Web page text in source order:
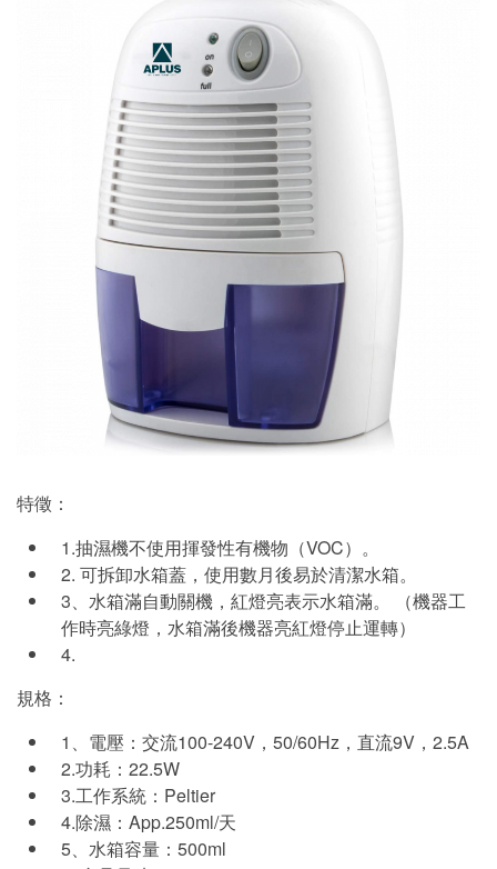
特徵：
1.抽濕機不使用揮發性有機物（VOC）。
2. 可拆卸水箱蓋，使用數月後易於清潔水箱。
3、水箱滿自動關機，紅燈亮表示水箱滿。
（機器工
作時亮綠燈，水箱滿後機器亮紅燈停止運轉）
4.
規格：
1 、電壓：交流100-240V ， 50/60Hz ，直流9V ， 2.5A
2.功耗： 22.5W
3.工作系統： Peltier
4.除濕： App.250ml/天
5、水箱容量： 500ml